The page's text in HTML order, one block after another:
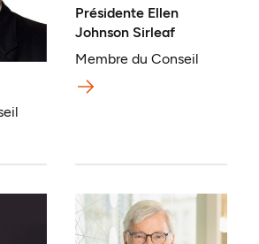
Présidente Ellen
Johnson Sirleaf
Membre du Conseil